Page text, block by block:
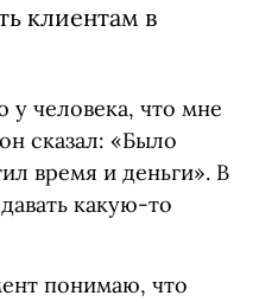
клиентам в
у человека, что мне
сказал: «Было
время и деньги». В
какую-то
понимаю, что